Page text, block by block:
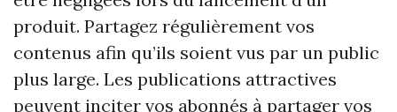
produit. Partagez régulièrement vos
contenus afin qu’ils soient vus par un public
plus large. Les publications attractives
peuvent inciter vos abonnés à partager vos